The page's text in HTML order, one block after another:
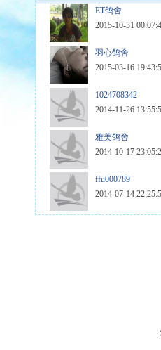
ET鸽舍
2015-10-31
羽心鸽舍
2015-03-16
1024708342
2014-11-26
雅美鸽舍
2014-10-17
ffu000789
2014-07-14